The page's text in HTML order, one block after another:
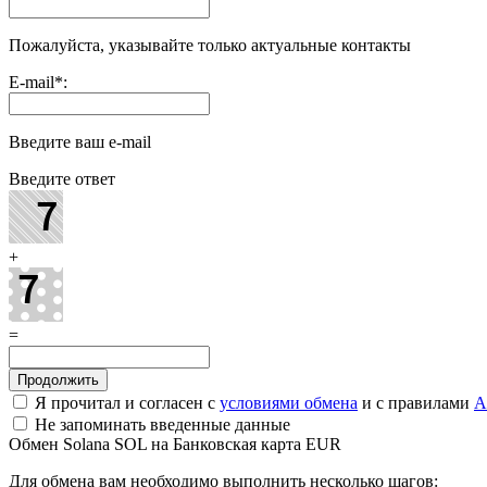
Пожалуйста, указывайте только актуальные контакты
E-mail*:
Введите ваш e-mail
Введите ответ
+
=
Я прочитал и согласен с условиями обмена и с правилами
Не запоминать введенные данные
Обмен Solana SOL на Банковская карта EUR
Для обмена вам необходимо выполнить несколько шагов: